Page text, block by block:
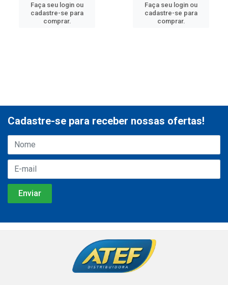
Faça seu login ou
cadastre-se para
comprar.
Faça seu login ou
cadastre-se para
comprar.
Cadastre-se para receber nossas ofertas!